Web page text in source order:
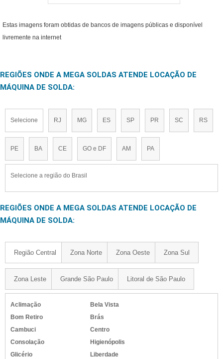
Estas imagens foram obtidas de bancos de imagens públicas e disponível
livremente na internet
REGIÕES ONDE A MEGA SOLDAS ATENDE LOCAÇÃO DE
MÁQUINA DE SOLDA:
Selecione RJ MG ES SP PR SC RS
PE BA CE GO e DF AM PA
Selecione a região do Brasil
REGIÕES ONDE A MEGA SOLDAS ATENDE LOCAÇÃO DE
MÁQUINA DE SOLDA:
Região Central Zona Norte Zona Oeste Zona Sul
Zona Leste Grande São Paulo Litoral de São Paulo
Aclimação
Bela Vista
Bom Retiro
Brás
Cambuci
Centro
Consolação
Higienópolis
Glicério
Liberdade